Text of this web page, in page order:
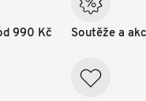
990 Kč Soutěže a